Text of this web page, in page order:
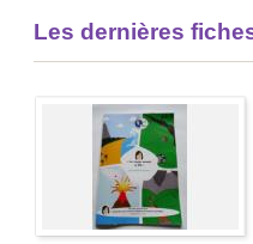
Les dernières